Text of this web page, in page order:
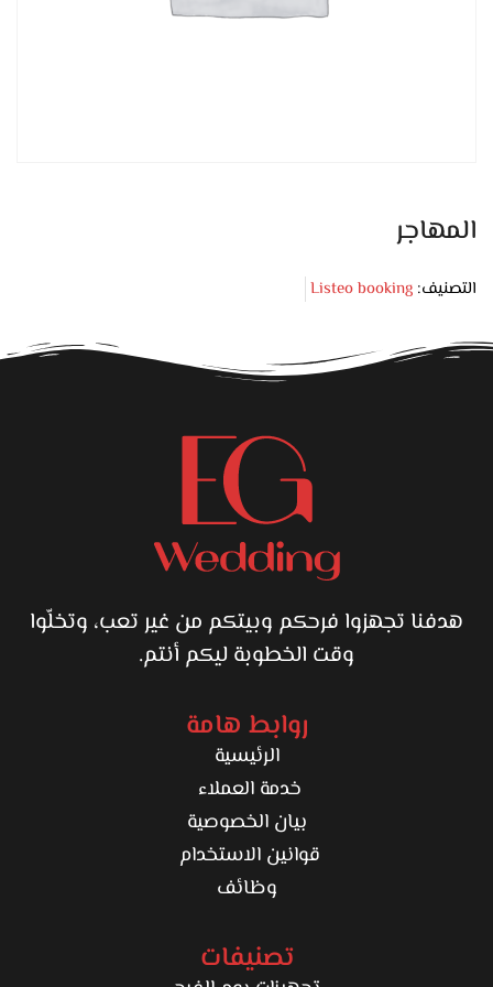
المهاجر
التصنيف: Listeo booking
هدفنا تجهزوا فرحكم وبيتكم من غير تعب، وتخلّوا
وقت الخطوبة ليكم أنتم.
روابط هامة
الرئيسية
خدمة العملاء
بيان الخصوصية
قوانين الاستخدام
وظائف
تصنيفات